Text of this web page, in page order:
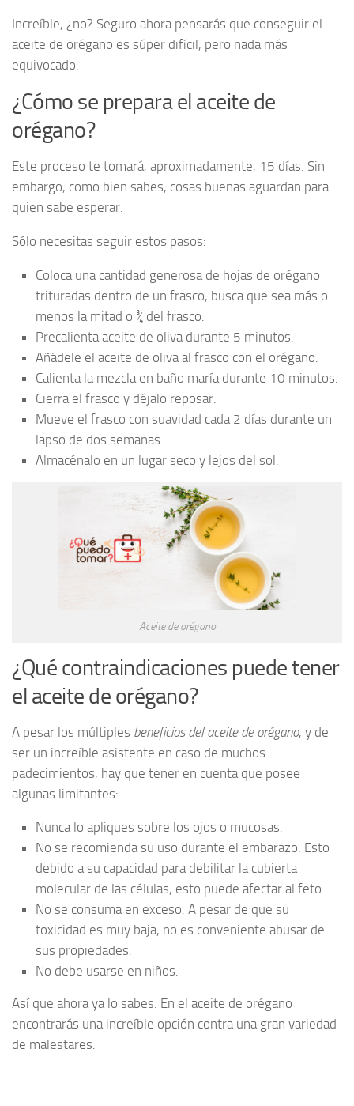
Increíble, ¿no? Seguro ahora pensarás que conseguir el
aceite de orégano es súper difícil, pero nada más
equivocado.
¿Cómo se prepara el aceite de
orégano?
Este proceso te tomará, aproximadamente, 15 días. Sin
embargo, como bien sabes, cosas buenas aguardan para
quien sabe esperar.
Sólo necesitas seguir estos pasos:
Coloca una cantidad generosa de hojas de orégano
trituradas dentro de un frasco, busca que sea más o
menos la mitad o ¾ del frasco.
Precalienta aceite de oliva durante 5 minutos.
Añádele el aceite de oliva al frasco con el orégano.
Calienta la mezcla en baño maría durante 10 minutos.
Cierra el frasco y déjalo reposar.
Mueve el frasco con suavidad cada 2 días durante un
lapso de dos semanas.
Almacénalo en un lugar seco y lejos del sol.
Aceite de orégano
¿Qué contraindicaciones puede tener
el aceite de orégano?
A pesar los múltiples beneficios del aceite de orégano, y de
ser un increíble asistente en caso de muchos
padecimientos, hay que tener en cuenta que posee
algunas limitantes:
Nunca lo apliques sobre los ojos o mucosas.
No se recomienda su uso durante el embarazo. Esto
debido a su capacidad para debilitar la cubierta
molecular de las células, esto puede afectar al feto.
No se consuma en exceso. A pesar de que su
toxicidad es muy baja, no es conveniente abusar de
sus propiedades.
No debe usarse en niños.
Así que ahora ya lo sabes. En el aceite de orégano
encontrarás una increíble opción contra una gran variedad
de malestares.